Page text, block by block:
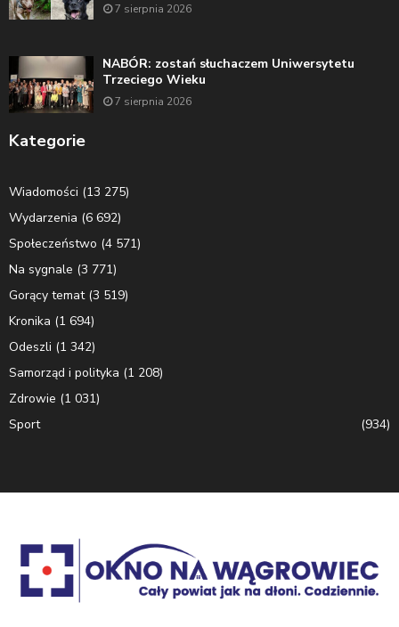
7 sierpnia 2026
NABÓR: zostań słuchaczem Uniwersytetu
Trzeciego Wieku
7 sierpnia 2026
Kategorie
Wiadomości (13 275)
Wydarzenia (6 692)
Społeczeństwo (4 571)
Na sygnale (3 771)
Gorący temat(3 519)
Kronika (1 694)
Odeszli (1 342)
Samorząd i polityka (1 208)
Zdrowie (1 031)
Sport
(934)